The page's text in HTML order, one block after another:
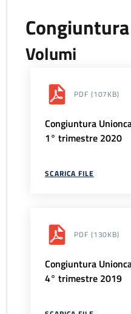
Volumi
PDF (107KB)
Congiuntura
1° trimestre 2020
SCARICA FILE
PDF (130KB)
Congiuntura
4° trimestre 2019